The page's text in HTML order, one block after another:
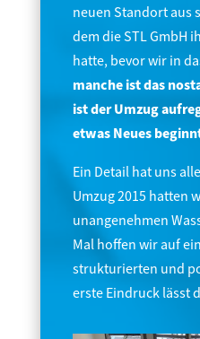
neuen Standort aus
dem die STL GmbH
hatte, bevor wir in
manche ist das
ist der Umzug
etwas Neues
Ein Detail hat uns
Umzug 2015 hatten
unangenehmen
Mal hoffen wir auf
strukturierten und
erste Eindruck lässt